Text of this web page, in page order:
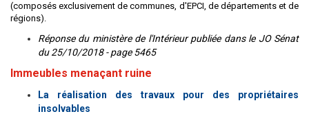
(composés exclusivement de communes, d'EPCI, de départements et de
régions).
Réponse du ministère de l'Intérieur publiée dans le JO Sénat
du 25/10/2018 - page 5465
Immeubles menaçant ruine
La réalisation des travaux pour des propriétaires
insolvables